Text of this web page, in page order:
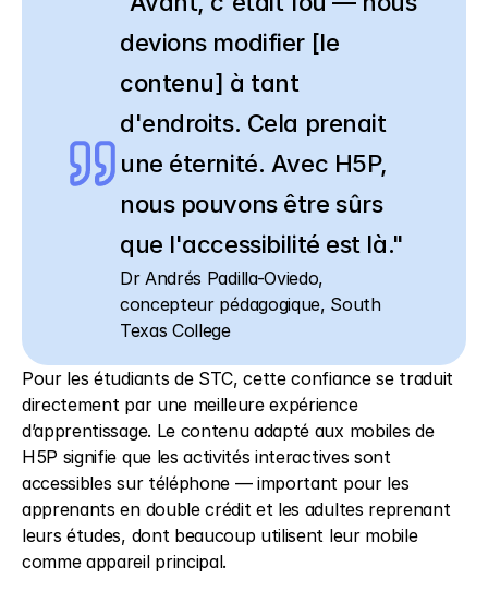
devions modifier [le
contenu] à tant
d'endroits. Cela prenait
une éternité. Avec H5P,
nous pouvons être sûrs
que l'accessibilité est là."
Dr Andrés Padilla-Oviedo,
concepteur pédagogique, South
Texas College
Pour les étudiants de STC, cette confiance se traduit
directement par une meilleure expérience
d’apprentissage. Le contenu adapté aux mobiles de
H5P signifie que les activités interactives sont
accessibles sur téléphone — important pour les
apprenants en double crédit et les adultes reprenant
leurs études, dont beaucoup utilisent leur mobile
comme appareil principal.